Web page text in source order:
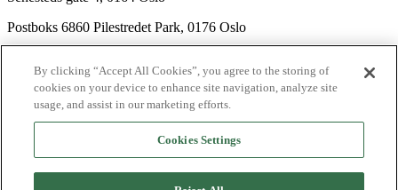
Postboks 6860 Pilestredet Park, 0176 Oslo
Nyhetsbrev
Ledige stillinger
Send inn manus
By clicking “Accept All Cookies”, you agree to the storing of
cookies on your device to enhance site navigation, analyze site
usage, and assist in our marketing efforts.
Cookies Settings